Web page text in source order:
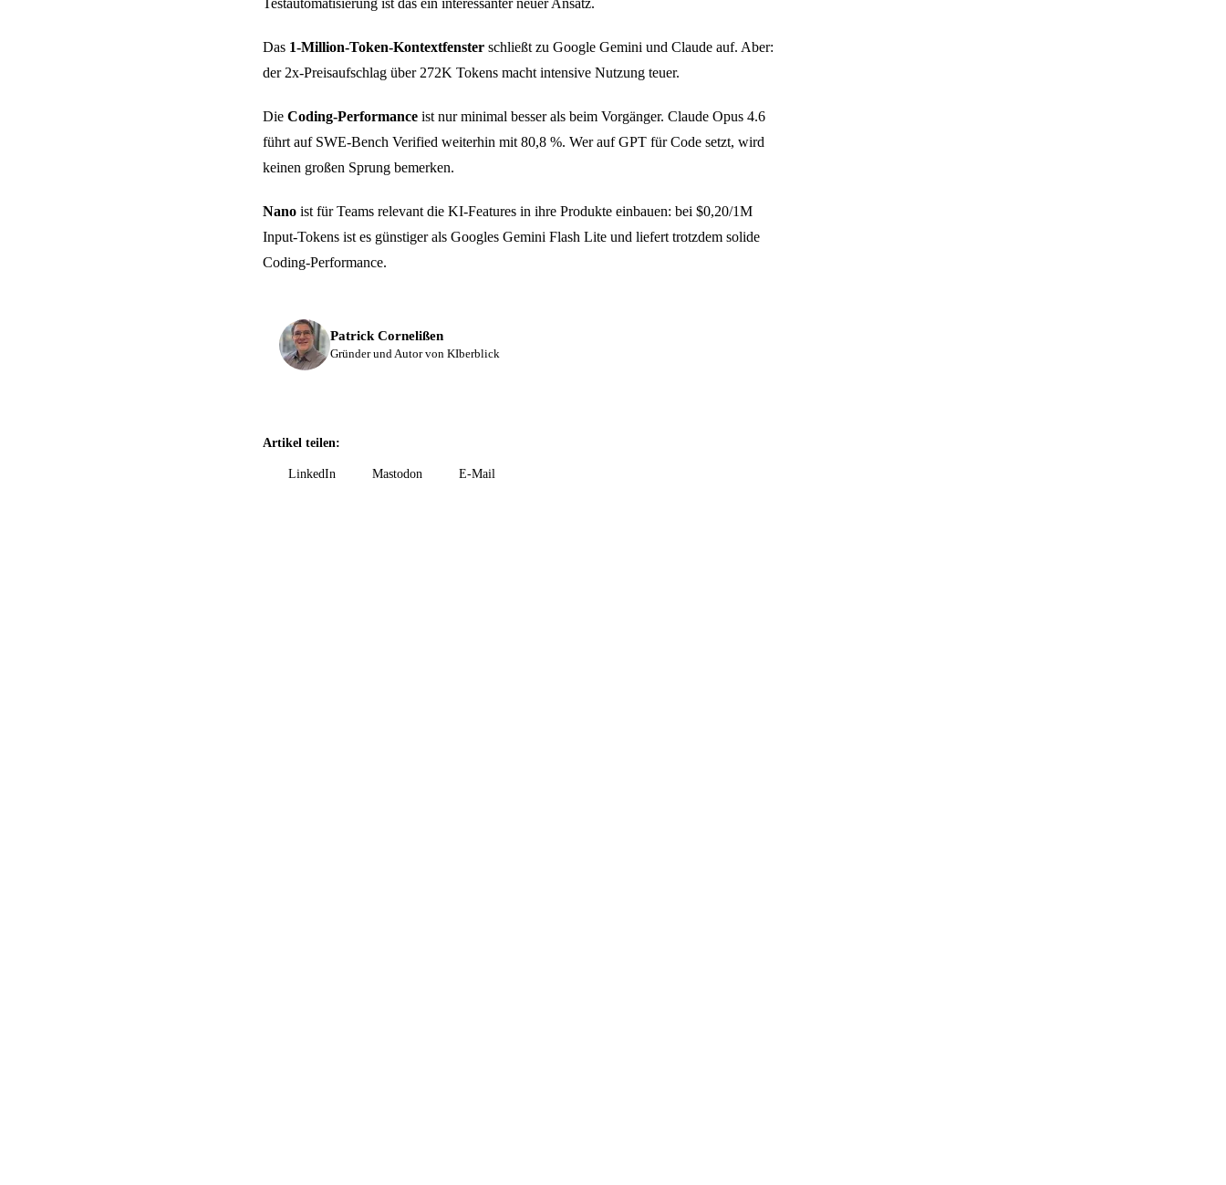
Das 1-Million-Token-Kontextfenster schließt zu Google Gemini und Claude auf. Aber:
der 2x-Preisaufschlag über 272K Tokens macht intensive Nutzung teuer.
Die Coding-Performance ist nur minimal besser als beim Vorgänger. Claude Opus 4.6
führt auf SWE-Bench Verified weiterhin mit 80,8 %. Wer auf GPT für Code setzt, wird
keinen großen Sprung bemerken.
Nano ist für Teams relevant die KI-Features in ihre Produkte einbauen: bei $0,20/1M
Input-Tokens ist es günstiger als Googles Gemini Flash Lite und liefert trotzdem solide
Coding-Performance.
Patrick Cornelißen
Gründer und Autor von KIberblick
Artikel teilen:
LinkedIn Mastodon E-Mail